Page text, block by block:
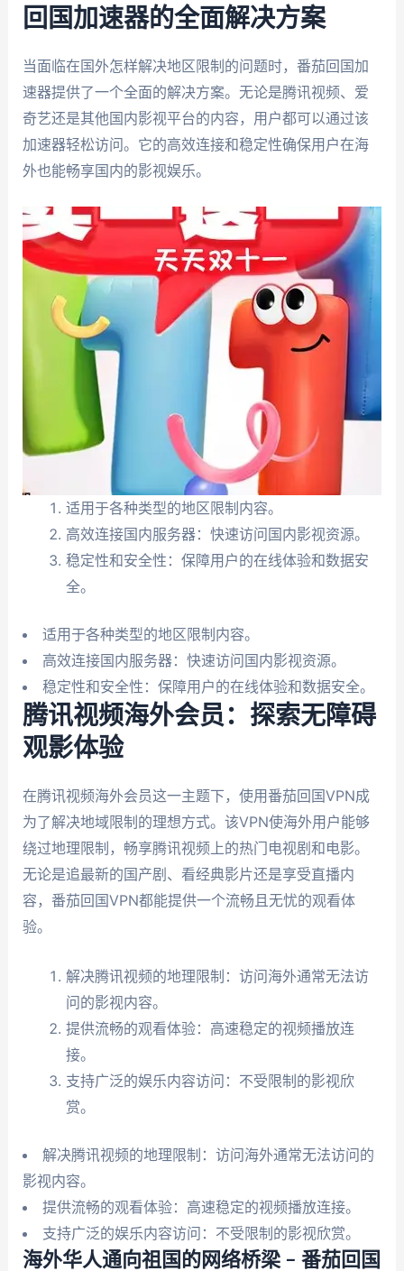
回国加速器的全面解决方案
当面临在国外怎样解决地区限制的问题时，番茄回国加
速器提供了一个全面的解决方案。无论是腾讯视频、爱
奇艺还是其他国内影视平台的内容，用户都可以通过该
加速器轻松访问。它的高效连接和稳定性确保用户在海
外也能畅享国内的影视娱乐。
适用于各种类型的地区限制内容。
高效连接国内服务器：快速访问国内影视资源。
稳定性和安全性：保障用户的在线体验和数据安
全。
适用于各种类型的地区限制内容。
高效连接国内服务器：快速访问国内影视资源。
稳定性和安全性：保障用户的在线体验和数据安全。
腾讯视频海外会员：探索无障碍
观影体验
在腾讯视频海外会员这一主题下，使用番茄回国VPN成
为了解决地域限制的理想方式。该VPN使海外用户能够
绕过地理限制，畅享腾讯视频上的热门电视剧和电影。
无论是追最新的国产剧、看经典影片还是享受直播内
容，番茄回国VPN都能提供一个流畅且无忧的观看体
验。
解决腾讯视频的地理限制：访问海外通常无法访
问的影视内容。
提供流畅的观看体验：高速稳定的视频播放连
接。
支持广泛的娱乐内容访问：不受限制的影视欣
赏。
解决腾讯视频的地理限制：访问海外通常无法访问的
影视内容。
提供流畅的观看体验：高速稳定的视频播放连接。
支持广泛的娱乐内容访问：不受限制的影视欣赏。
海外华人通向祖国的网络桥梁 – 番茄回国